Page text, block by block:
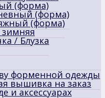
(форма)
(форма)
(форма)
зимняя
/ Блузка
форменной одежды
вышивка на заказ
и аксессуарах